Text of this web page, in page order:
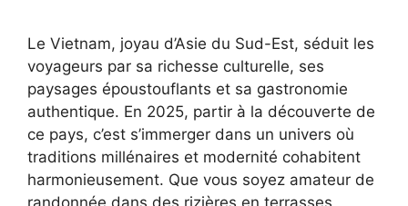
Le Vietnam, joyau d’Asie du Sud-Est, séduit les
voyageurs par sa richesse culturelle, ses
paysages époustouflants et sa gastronomie
authentique. En 2025, partir à la découverte de
ce pays, c’est s’immerger dans un univers où
traditions millénaires et modernité cohabitent
harmonieusement. Que vous soyez amateur de